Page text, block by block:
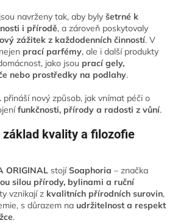
jsou navrženy tak, aby byly šetrné k
i přírodě, a zároveň poskytovaly
zážitek z každodenních činností. V
prací parfémy, ale i další produkty
jako jsou prací gely,
nebo prostředky na podlahy.
přináší nový způsob, jak vnímat péči o
funkčnosti, přírody a radosti z vůní.
základ kvality a filozofie
ORIGINAL stojíSoaphoria – značka
silou přírody, bylinami a ruční
vznikají z kvalitních přírodních surovin,
s důrazem na udržitelnost a respekt
.